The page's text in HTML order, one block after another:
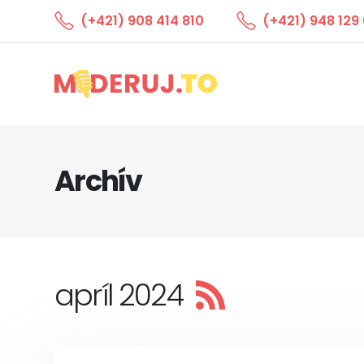
(+421) 908 414 810 (+421) 948 129
Archív
apríl 2024